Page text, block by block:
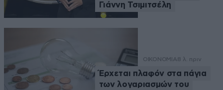
Γιάννη Τσιμιτσέλη
ΟΙΚΟΝΟΜΙΑ8 λ. πριν
Έρχεται πλαφόν στα πάγια
των λογαριασμών του